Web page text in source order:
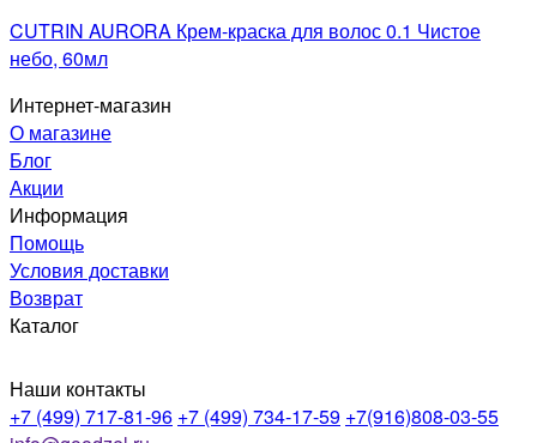
CUTRIN AURORA Крем-краска для волос 0.1 Чистое
небо, 60мл
Интернет-магазин
О магазине
Блог
Акции
Информация
Помощь
Условия доставки
Возврат
Каталог
Наши контакты
+7 (499) 717-81-96 +7 (499) 734-17-59 +7(916)808-03-55